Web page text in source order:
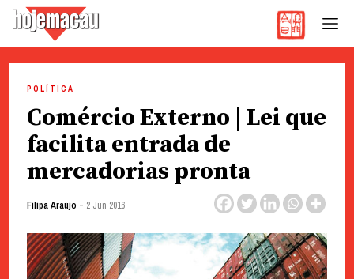
content
POLÍTICA
Comércio Externo | Lei que
facilita entrada de
mercadorias pronta
Filipa Araújo - 2 Jun 2016